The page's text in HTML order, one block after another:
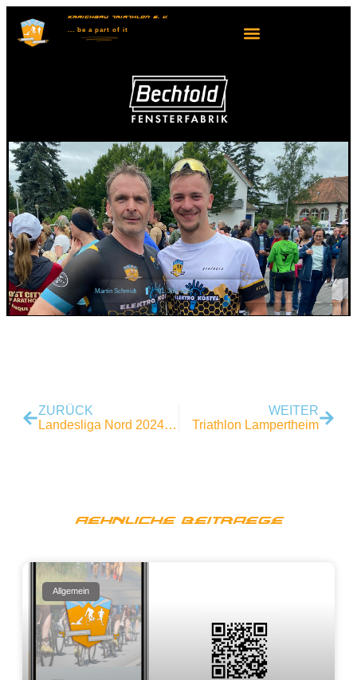
KRAICHGAU TRIATHLON E. V.
... bea part of it
Martin Schmidt 01. Juli. 2024
ZURÜCK
Landesliga Nord 2024- Erbach
WEITER
Triathlon Lampertheim
Aehnliche Beitraege
Allgemein